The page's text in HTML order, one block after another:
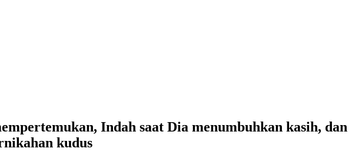
Indah saat Dia menumbuhkan kasih, dan
kudus